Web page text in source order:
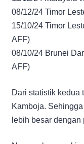
08/12/24 Timor
15/10/24 Timor
AFF)
08/10/24 Brunei
AFF)
Dari statistik kedua
Kamboja.
lebih besar dengan